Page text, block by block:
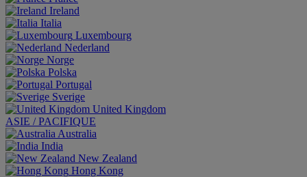
Ireland
Italia
Luxembourg
Nederland
Norge
Polska
Portugal
Sverige
United Kingdom
ASIE / PACIFIQUE
Australia
India
New Zealand
Hong Kong